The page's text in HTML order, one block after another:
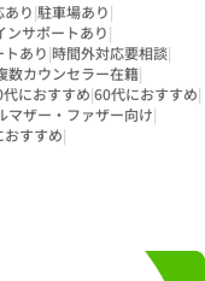
り|駐車場あり|
ンサポートあり|
あり|時間外対応要相談|
数カウンセラー在籍|
におすすめ|60代におすすめ|
マザー・ファザー向け|
おすすめ|